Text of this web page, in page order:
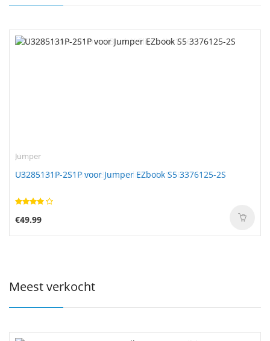
Jumper
U3285131P-2S1P voor Jumper EZbook S5 3376125-2S
€49.99
Meest verkocht